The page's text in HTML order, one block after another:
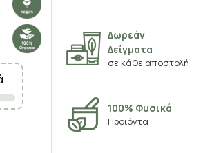
Δωρεάν
Δείγματα
σε κάθε αποστολή
100% Φυσικά
Προϊόντα